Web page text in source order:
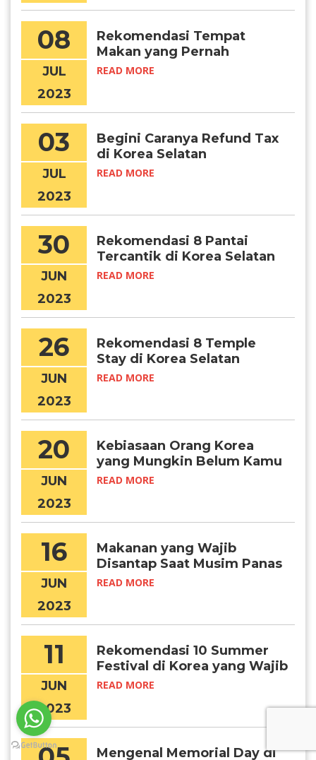
08
JUL
2023
Rekomendasi Tempat
Makan yang Pernah
Dikunjungi Idol Kpop
READ MORE
03
JUL
2023
Begini Caranya Refund Tax
di Korea Selatan
READ MORE
30
JUN
2023
Rekomendasi 8 Pantai
Tercantik di Korea Selatan
READ MORE
26
JUN
2023
Rekomendasi 8 Temple
Stay di Korea Selatan
READ MORE
20
JUN
2023
Kebiasaan Orang Korea
yang Mungkin Belum Kamu
Tahu
READ MORE
16
JUN
2023
Makanan yang Wajib
Disantap Saat Musim Panas
di Korea
READ MORE
11
JUN
2023
Rekomendasi 10 Summer
Festival di Korea yang Wajib
Kamu Kunjungi
READ MORE
Mengenal Memorial Day di